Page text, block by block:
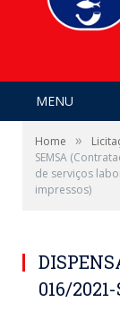
MENU
Home »
SEMSA
de serviços
impressos)
016/